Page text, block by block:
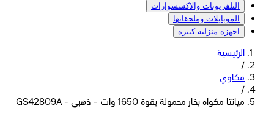
التلفزيونات والاكسسوارات
الموبايلات وملحقاتها
اجهزة منزلية كبيرة
الرئيسية
/
مكاوي
/
ميانتا مكواه بخار محمولة بقوة 1650 وات - ذهبي - GS42809A